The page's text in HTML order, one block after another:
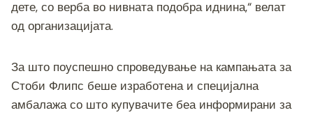
дете, со верба во нивната подобра иднина,“ велат
од организацијата.
За што поуспешно спроведување на кампањата за
Стоби Флипс беше изработена и специјална
амбалажа со што купувачите беа информирани за